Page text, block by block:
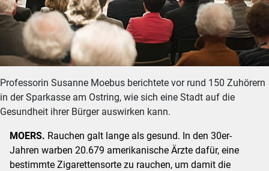
Professorin Susanne Moebus berichtete vor rund 150 Zuhörern
in der Sparkasse am Ostring, wie sich eine Stadt auf die
Gesundheit ihrer Bürger auswirken kann.
MOERS. Rauchen galt lange als gesund. In den 30er-
Jahren warben 20.679 amerikanische Ärzte dafür, eine
bestimmte Zigarettensorte zu rauchen, um damit die